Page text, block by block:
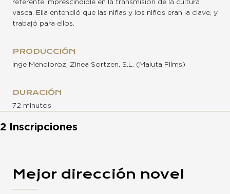
referente imprescindible en la transmisión de la cultura
vasca. Ella entendió que las niñas y los niños eran la clave, y
trabajó para ellos.
PRODUCCIÓN
Inge Mendioroz, Zinea Sortzen, S.L. (Maluta Films)
DURACIÓN
72 minutos
2 Inscripciones
Mejor dirección novel